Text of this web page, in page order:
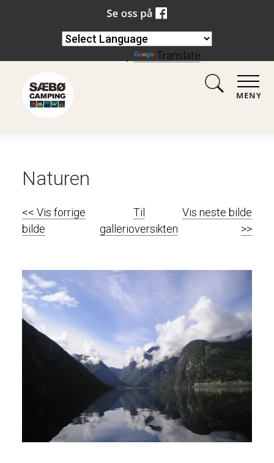
MENY
Naturen
<< Vis forrige
bilde
Til
gallerioversikten
Vis neste bilde
>>
Translate